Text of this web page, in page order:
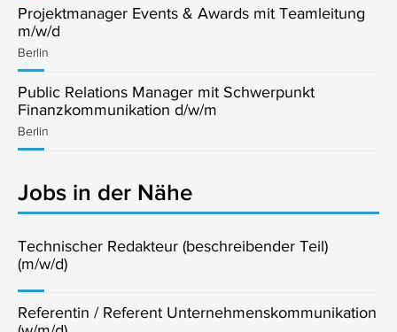
Projektmanager Events & Awards mit Teamleitung
m/w/d
Berlin
Public Relations Manager mit Schwerpunkt
Finanzkommunikation d/w/m
Berlin
Jobs in der Nähe
Technischer Redakteur (beschreibender Teil)
(m/w/d)
Referentin / Referent Unternehmenskommunikation